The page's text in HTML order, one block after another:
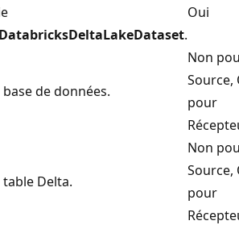
.
Oui
de données.
Non
Source,
pour
Delta.
Non
Source,
pour